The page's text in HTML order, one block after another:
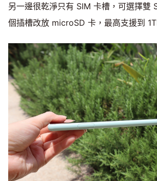
另一邊很乾淨只有 SIM 卡槽，可選擇雙
個插槽改放 microSD 卡，最高支援到